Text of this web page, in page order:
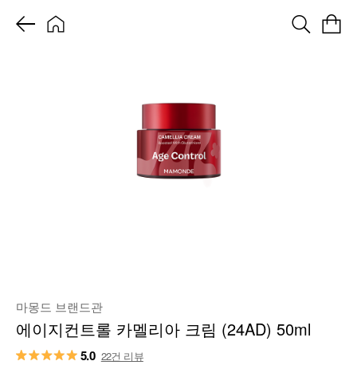
마몽드 브랜드관
에이지컨트롤 카멜리아 크림 (24AD) 50ml
5.0 22건 리뷰